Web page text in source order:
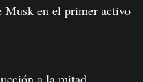
Musk en el primer activo